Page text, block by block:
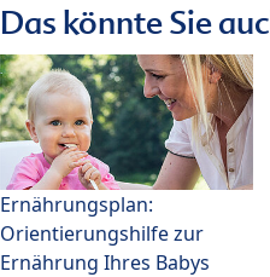
Das könnte Sie
Ernährungsplan:
Orientierungshilfe zur
Ernährung Ihres Babys